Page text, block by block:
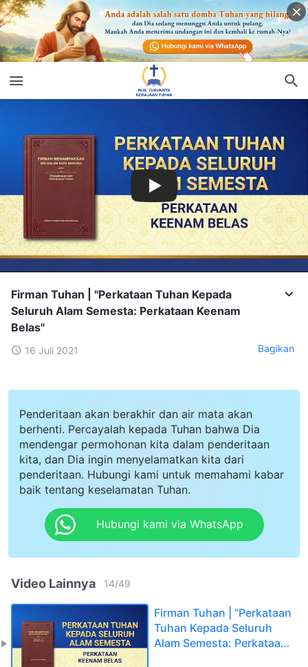
Firman Tuhan | "Perkataan Tuhan Kepada
Seluruh Alam Semesta: Perkataan Keenam
Belas"
16 Juli 2021 Bagikan
Penderitaan akan berakhir dan air mata akan
berhenti. Percayalah kepada Tuhan bahwa Dia
mendengar permohonan kita dalam penderitaan
kita, dan Dia ingin menyelamatkan kita dari
penderitaan. Hubungi kami untuk memahami kabar
baik tentang keselamatan Tuhan.
Hubungi kami via WhatsApp
Video Lainnya 14/49
Firman Tuhan | "Perkataan
Tuhan Kepada Seluruh
Alam Semesta: Perkataan